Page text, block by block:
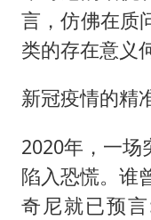
言，仿佛在质
类的存在意义
新冠疫情的精
2020年，一场
陷入恐慌。谁
奇尼就已预